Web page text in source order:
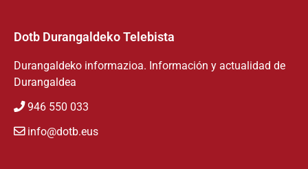
Dotb Durangaldeko Telebista
Durangaldeko informazioa. Información y actualidad de
Durangaldea
946 550 033
info@dotb.eus